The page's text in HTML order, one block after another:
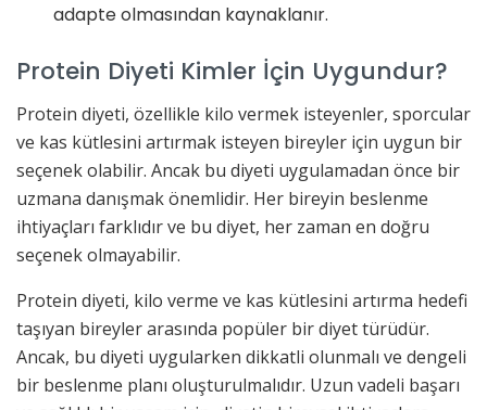
adapte olmasından kaynaklanır.
Protein Diyeti Kimler İçin Uygundur?
Protein diyeti, özellikle kilo vermek isteyenler, sporcular
ve kas kütlesini artırmak isteyen bireyler için uygun bir
seçenek olabilir. Ancak bu diyeti uygulamadan önce bir
uzmana danışmak önemlidir. Her bireyin beslenme
ihtiyaçları farklıdır ve bu diyet, her zaman en doğru
seçenek olmayabilir.
Protein diyeti, kilo verme ve kas kütlesini artırma hedefi
taşıyan bireyler arasında popüler bir diyet türüdür.
Ancak, bu diyeti uygularken dikkatli olunmalı ve dengeli
bir beslenme planı oluşturulmalıdır. Uzun vadeli başarı